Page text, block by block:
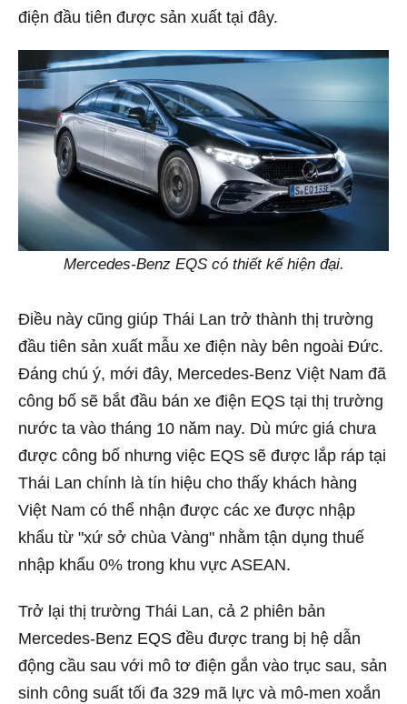
điện đầu tiên được sản xuất tại đây.
Mercedes-Benz EQS có thiết kế hiện đại.
Điều này cũng giúp Thái Lan trở thành thị trường
đầu tiên sản xuất mẫu xe điện này bên ngoài Đức.
Đáng chú ý, mới đây, Mercedes-Benz Việt Nam đã
công bố sẽ bắt đầu bán xe điện EQS tại thị trường
nước ta vào tháng 10 năm nay. Dù mức giá chưa
được công bố nhưng việc EQS sẽ được lắp ráp tại
Thái Lan chính là tín hiệu cho thấy khách hàng
Việt Nam có thể nhận được các xe được nhập
khẩu từ "xứ sở chùa Vàng" nhằm tận dụng thuế
nhập khẩu 0% trong khu vực ASEAN.
Trở lại thị trường Thái Lan, cả 2 phiên bản
Mercedes-Benz EQS đều được trang bị hệ dẫn
động cầu sau với mô tơ điện gắn vào trục sau, sản
sinh công suất tối đa 329 mã lực và mô-men xoắn